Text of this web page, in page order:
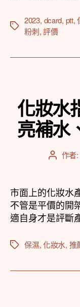
標
2023, dcard, ptt,
粉刺,評價
化妝水
亮補水
文
者
作者:
市面上的化妝水
不管是平價的開
適自身才是評斷
標
保濕,化妝水, 推